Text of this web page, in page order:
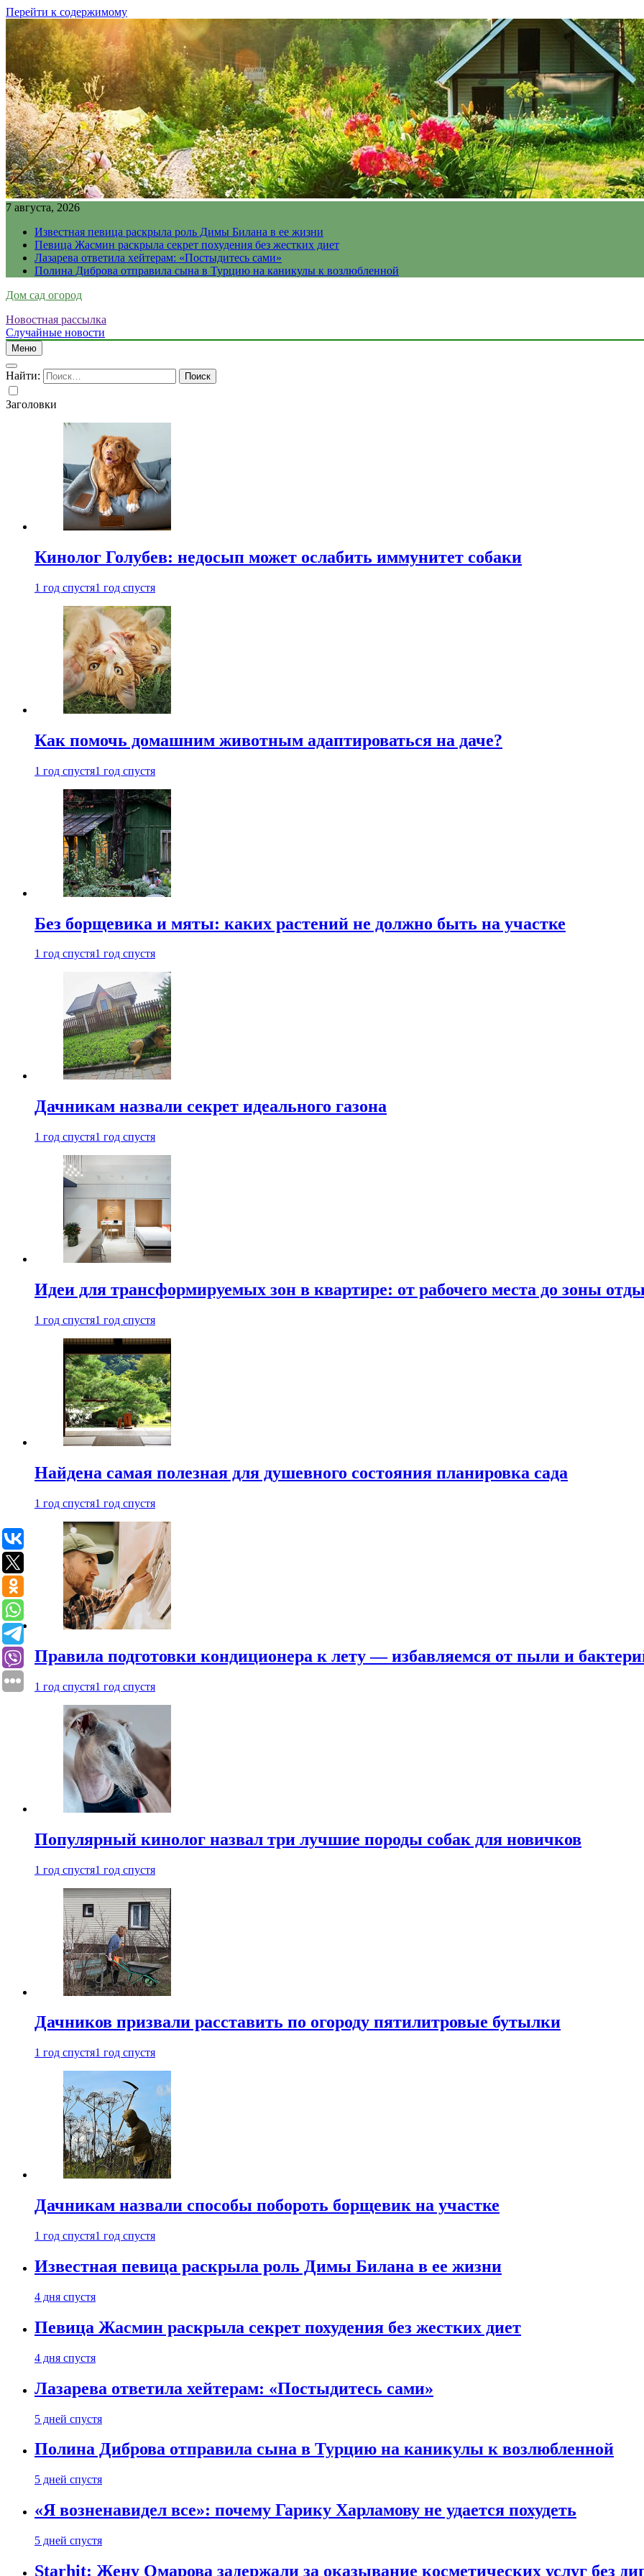
Перейти к содержимому
7 августа, 2026
Известная певица раскрыла роль Димы Билана в ее жизни
Певица Жасмин раскрыла секрет похудения без жестких диет
Лазарева ответила хейтерам: «Постыдитесь сами»
Полина Диброва отправила сына в Турцию на каникулы к возлюбленной
Дом сад огород
Новостная рассылка
Случайные новости
Меню
Найти:
Заголовки
Кинолог Голубев: недосып может ослабить иммунитет собаки
1 год спустя1 год спустя
Как помочь домашним животным адаптироваться на даче?
1 год спустя1 год спустя
Без борщевика и мяты: каких растений не должно быть на участке
1 год спустя1 год спустя
Дачникам назвали секрет идеального газона
1 год спустя1 год спустя
Идеи для трансформируемых зон в квартире: от рабочего места до зоны
1 год спустя1 год спустя
Найдена самая полезная для душевного состояния планировка сада
1 год спустя1 год спустя
Правила подготовки кондиционера к лету — избавляемся от пыли и
1 год спустя1 год спустя
Популярный кинолог назвал три лучшие породы собак для новичков
1 год спустя1 год спустя
Дачников призвали расставить по огороду пятилитровые бутылки
1 год спустя1 год спустя
Дачникам назвали способы побороть борщевик на участке
1 год спустя1 год спустя
Известная певица раскрыла роль Димы Билана в ее жизни
4 дня спустя
Певица Жасмин раскрыла секрет похудения без жестких диет
4 дня спустя
Лазарева ответила хейтерам: «Постыдитесь сами»
5 дней спустя
Полина Диброва отправила сына в Турцию на каникулы к возлюбленной
5 дней спустя
«Я возненавидел все»: почему Гарику Харламову не удается похудеть
5 дней спустя
Starhit: Жену Омарова задержали за оказывание косметических услуг без